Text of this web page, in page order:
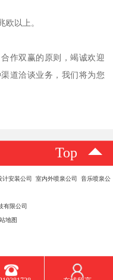
欧以上。
作双赢的原则，竭诚欢迎
道洽谈业务，我们将为您
Top
安装公司 室内外喷泉公司 音乐喷泉公
有限公司
地图